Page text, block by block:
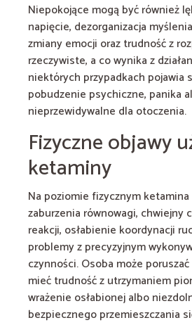
Niepokojące mogą być również
napięcie, dezorganizacja
zmiany emocji oraz trudność z
rzeczywiste, a co wynika z
niektórych przypadkach pojawia
pobudzenie psychiczne, panika
nieprzewidywalne dla otoczenia.
Fizyczne objawy
ketaminy
Na poziomie fizycznym
zaburzenia równowagi, chwiejny
reakcji, osłabienie koordynacji
problemy z precyzyjnym
czynności. Osoba może
mieć trudność z utrzymaniem
wrażenie osłabionej albo
bezpiecznego przemieszczania